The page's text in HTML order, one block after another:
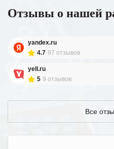
Отзывы о нашей
yandex.ru
4.7 97 отзывов
yell.ru
5 9 отзывов
Все